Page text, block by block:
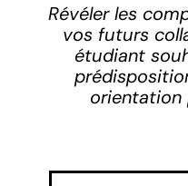
Révéler les
vos futurs
étudiant
orientation